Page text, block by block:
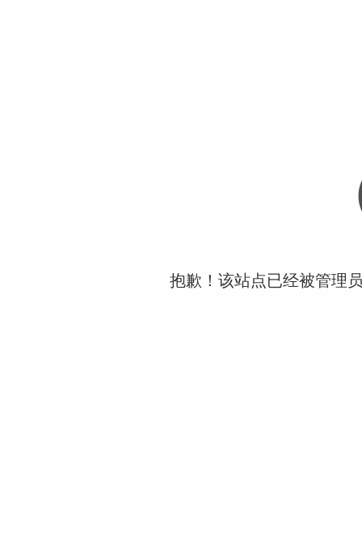
抱歉！该站点已经被管理